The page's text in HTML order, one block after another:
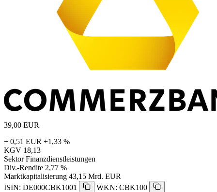
39,00 EUR
+ 0,51 EUR +1,33 %
KGV 18,13
Sektor Finanzdienstleistungen
Div.-Rendite 2,77 %
Marktkapitalisierung 43,15 Mrd. EUR
ISIN: DE000CBK1001
WKN: CBK100